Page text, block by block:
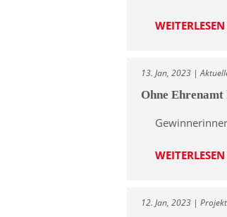
13. Jan, 2023 |
Ohne
12. Jan, 2023 |